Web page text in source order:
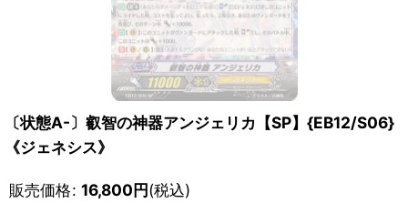
〔状態A-〕叡智の神器アンジェリカ【SP】{EB12/S06}
《ジェネシス》
販売価格: 16,800円(税込)